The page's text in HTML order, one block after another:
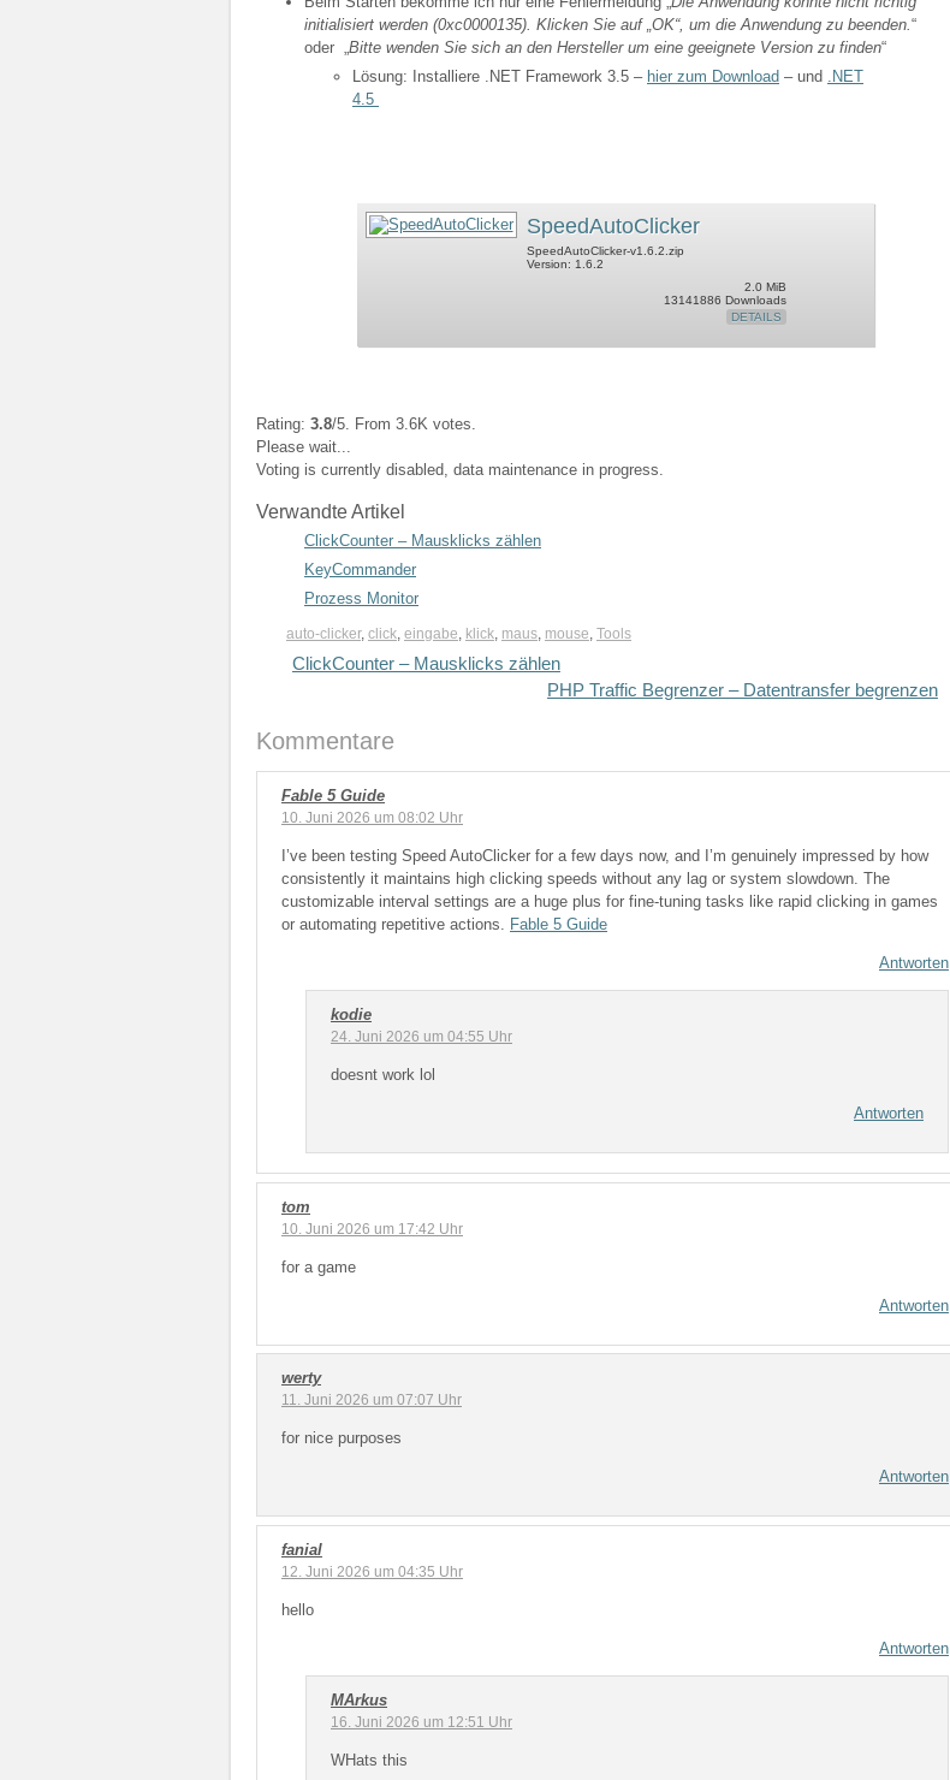
initialisiert werden (0xc0000135). Klicken Sie auf „OK“, um die Anwendung zu beenden. “
oder „ Bitte wenden Sie sich an den Hersteller um eine geeignete Version zu finden“
Lösung: Installiere .NET Framework 3.5 – hier zum Download – und
.NET
4.5
SpeedAutoClicker
SpeedAutoClicker-v1.6.2.zip
Version: 1.6.2
2.0 MiB
13141886 Downloads
DETAILS
Rating: 3.8/5. From 3.6K votes.
Please wait...
Voting is currently disabled, data maintenance in progress.
Verwandte Artikel
ClickCounter – Mausklicks zählen
KeyCommander
Prozess Monitor
auto-clicker, click, eingabe, klick, maus, mouse, Tools
ClickCounter – Mausklicks zählen
PHP Traffic Begrenzer – Datentransfer begrenzen
Kommentare
Fable 5 Guide
10. Juni 2026 um 08:02 Uhr
I’ve been testing Speed AutoClicker for a few days now, and I’m genuinely impressed by how
consistently it maintains high clicking speeds without any lag or system slowdown. The
customizable interval settings are a huge plus for fine-tuning tasks like rapid clicking in games
or automating repetitive actions. Fable 5 Guide
Antworten
kodie
24. Juni 2026 um 04:55 Uhr
doesnt work lol
Antworten
tom
10. Juni 2026 um 17:42 Uhr
for a game
Antworten
werty
11. Juni 2026 um 07:07 Uhr
for nice purposes
Antworten
fanial
12. Juni 2026 um 04:35 Uhr
hello
Antworten
MArkus
16. Juni 2026 um 12:51 Uhr
WHats this